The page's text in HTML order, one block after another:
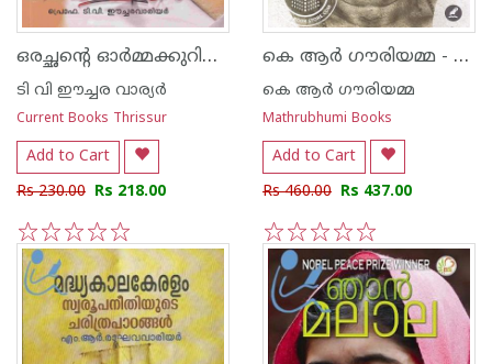
ഒരച്ഛന്റെ ഓര്‍മ്മക്കുറിപ്പുകള്‍
ടി വി ഈച്ചര വാര്യര്‍
Current Books Thrissur
Add to Cart
Rs 230.00 Rs 218.00
5
4
3
2
1
കെ ആര്‍ ഗൗരിയമ്മ - ആത്മകഥ
കെ ആര്‍ ഗൗരിയമ്മ
Mathrubhumi Books
Add to Cart
Rs 460.00 Rs 437.00
5
4
3
2
1